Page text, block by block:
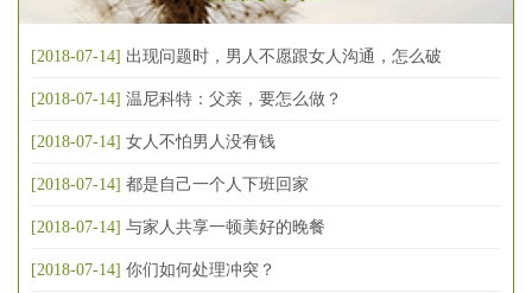
[2018-07-14] 出现问题时，男人不愿跟女人沟通，怎么破
[2018-07-14] 温尼科特：父亲，要怎么做？
[2018-07-14] 女人不怕男人没有钱
[2018-07-14] 都是自己一个人下班回家
[2018-07-14] 与家人共享一顿美好的晚餐
[2018-07-14] 你们如何处理冲突？